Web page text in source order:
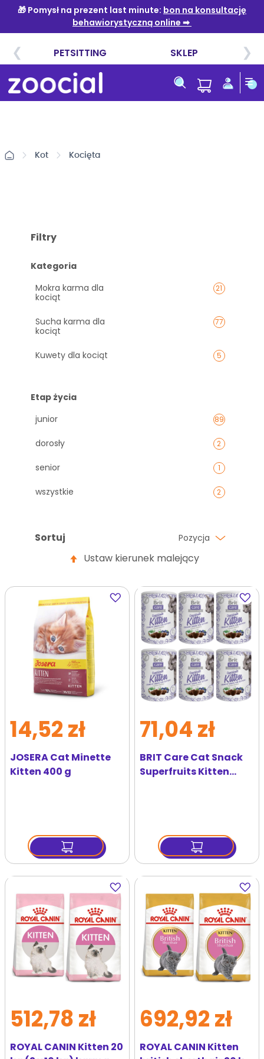
do
treści
Kot Kocięta
Sortuj Pozycja
Ustaw kierunek malejący
Dodaj
do
ulubionych
JOSERA Cat Minette
Kitten 400 g
14,52 zł
Dodaj
do
BRIT Care Cat Snack
Superfruits Kitten
71,04 zł
Dodaj
do
ulubionych
ROYAL CANIN Kitten 20
512,78 zł
Dodaj
do
ROYAL CANIN Kitten
692,92 zł
Filtry
Kategoria
Mokra karma dla
kociąt
21
Sucha karma dla
kociąt
77
Kuwety dla kociąt 5
Etap życia
junior
89
dorosły 2
senior 1
wszystkie 2